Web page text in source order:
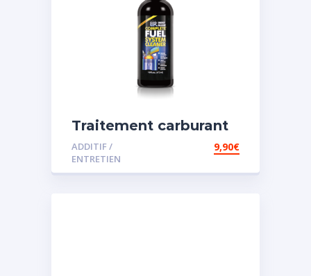
Traitement carburant
diesel et essence
ADDITIF /
ENTRETIEN
9,90€